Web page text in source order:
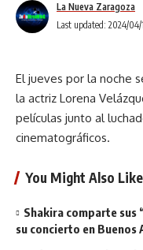
La Nueva Zaragoza
Last updated: 2024/04/
El jueves por la noche
la actriz Lorena
películas junto al
cinematográficos.
You Might Also Like
Shakira comparte sus
su concierto en Buenos